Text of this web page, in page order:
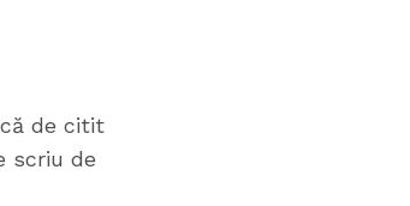
de citit
scriu de